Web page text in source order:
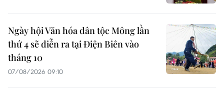
Ngày hội Văn hóa dân tộc Mông lần
thứ 4 sẽ diễn ra tại Điện Biên vào
tháng 10
07/08/2026 09:10